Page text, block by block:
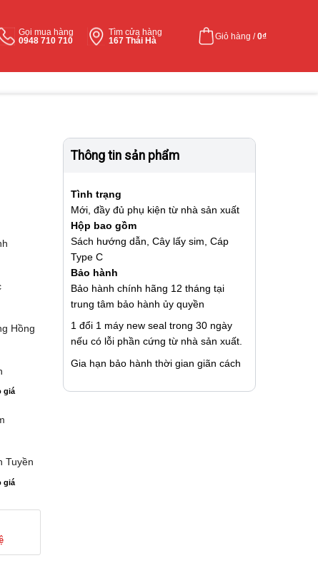
Gọi mua hàng
0948 710 710
Tìm cửa hàng
167 Thái Hà
Giỏ hàng /0₫
Hồng
giá
Tuyền
giá
Thông tin sản phẩm
Tình trạng
Mới, đầy đủ phụ kiện từ nhà sản xuất
Hộp bao gồm
Sách hướng dẫn, Cây lấy sim, Cáp
Type C
Bảo hành
Bảo hành chính hãng 12 tháng tại
trung tâm bảo hành ủy quyền
1 đổi 1 máy new seal trong 30 ngày
nếu có lỗi phần cứng từ nhà sản xuất.
Gia hạn bảo hành thời gian giãn cách